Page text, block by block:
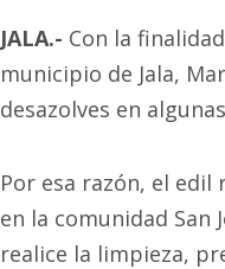
JALA.- Con la
municipio de Jala,
desazolves en
Por esa razón, el
en la comunidad San
realice la limpieza,